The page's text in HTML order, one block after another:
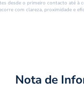
desde o primeiro contacto até
com clareza, proximidade e
Nota de